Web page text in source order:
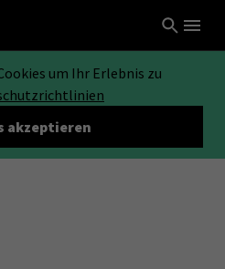
um Ihr Erlebnis zu
akzeptieren